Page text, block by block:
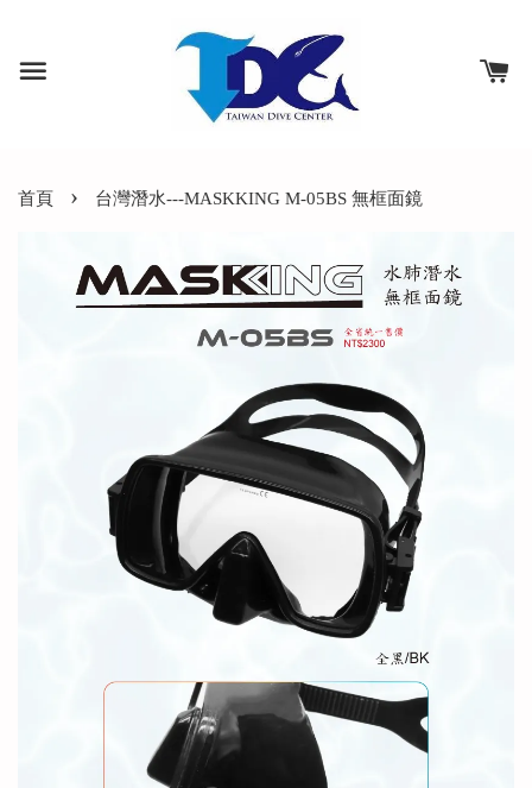
首頁 › 台灣潛水---MASKKING M-05BS 無框面鏡